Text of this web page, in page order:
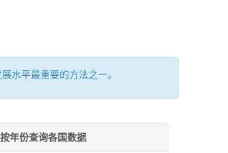
水平最重要的方法之一。
按年份查询各国数据